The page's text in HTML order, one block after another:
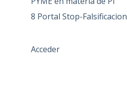
8 Portal Stop-
Acceder